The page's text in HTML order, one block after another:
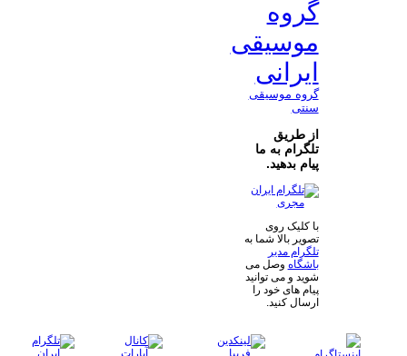
گروه
موسیقی
ایرانی
گروه موسیقی
سنتی
از طریق
تلگرام به ما
پیام بدهید.
با کلیک روی
تصویر بالا شما به
تلگرام مدیر
باشگاه وصل می
شوید و می توانید
پیام های خود را
ارسال کنید.